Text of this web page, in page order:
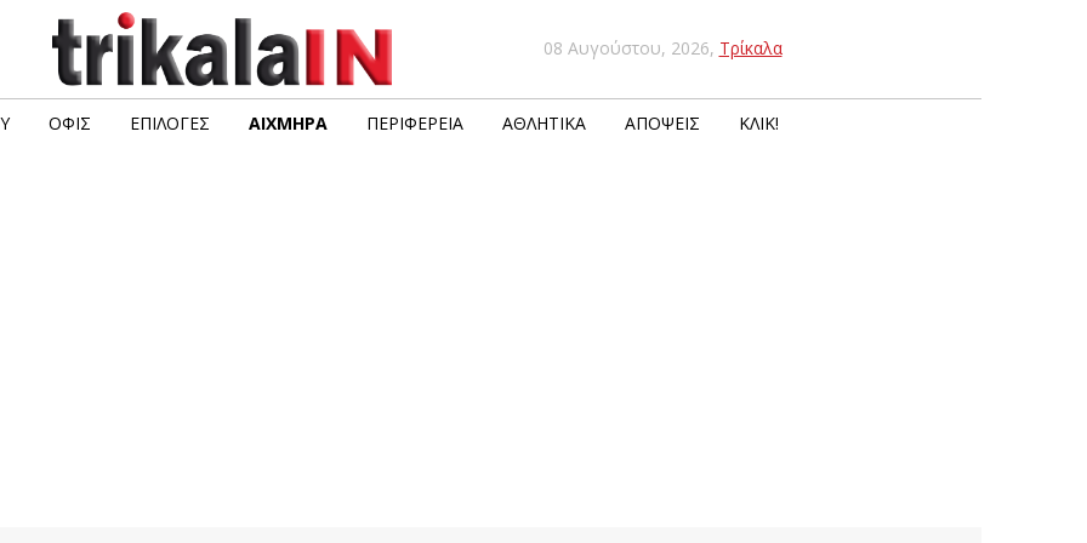
08 Αυγούστου, 2026, Τρίκαλα
ΟΦΙΣ ΕΠΙΛΟΓΈΣ ΑΙΧΜΗΡΆ ΠΕΡΙΦΈΡΕΙΑ ΑΘΛΗΤΙΚΆ ΑΠΌΨΕΙΣ ΚΛΙΚ!